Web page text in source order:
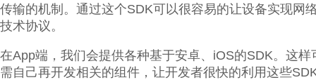
传输的机制。通过这个SDK可以很容易的让设备实现网
技术协议。
在App端，我们会提供各种基于安卓、iOS的SDK。这
需自己再开发相关的组件，让开发者很快的利用这些